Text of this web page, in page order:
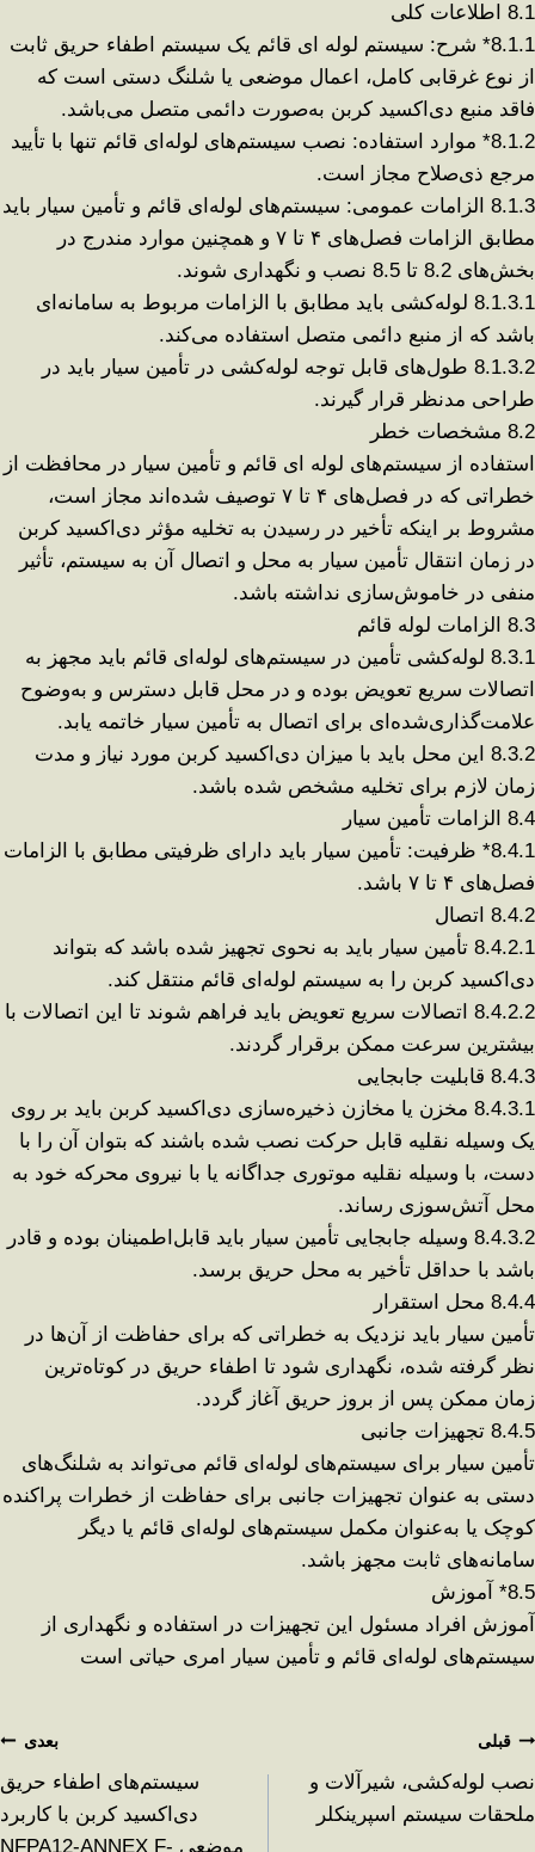
8.1 اطلاعات کلی
8.1.1*
شرح: سیستم لوله‌ ای قائم یک سیستم اطفاء حریق ثابت
از نوع غرقابی کامل، اعمال موضعی یا شلنگ دستی است که
فاقد منبع دی‌اکسید کربن به‌صورت دائمی متصل می‌باشد.
8.1.2*
موارد استفاده: نصب سیستم‌های لوله‌ای قائم تنها با تأیید
مرجع ذی‌صلاح مجاز است.
8.1.3 الزامات عمومی: سیستم‌های لوله‌ای قائم و تأمین سیار باید
مطابق الزامات فصل‌های ۴ تا ۷ و همچنین موارد مندرج در
بخش‌های 8.2 تا 8.5 نصب و نگهداری شوند
.
8.1.3.1 لوله‌کشی باید مطابق با الزامات مربوط به سامانه‌ای
باشد که از منبع دائمی متصل استفاده می‌کند.
8.1.3.2 طول‌های قابل توجه لوله‌کشی در تأمین سیار باید در
طراحی مدنظر قرار گیرند.
8.2 مشخصات خطر
استفاده از سیستم‌های لوله‌ ای قائم و تأمین سیار در محافظت از
خطراتی که در فصل‌های ۴ تا ۷ توصیف شده‌اند مجاز است،
مشروط بر اینکه تأخیر در رسیدن به تخلیه مؤثر دی‌اکسید کربن
در زمان انتقال تأمین سیار به محل و اتصال آن به سیستم، تأثیر
منفی در خاموش‌سازی نداشته باشد.
8.3 الزامات لوله قائم
8.3.1 لوله‌کشی تأمین در سیستم‌های لوله‌ای قائم باید مجهز به
اتصالات سریع تعویض بوده و در محل قابل دسترس و به‌وضوح
علامت‌گذاری‌شده‌ای برای اتصال به تأمین سیار خاتمه یابد.
8.3.2 این محل باید با میزان دی‌اکسید کربن مورد نیاز و مدت
زمان لازم برای تخلیه مشخص شده باشد.
8.4 الزامات تأمین سیار
8.4.1*
ظرفیت: تأمین سیار باید دارای ظرفیتی مطابق با الزامات
فصل‌های ۴ تا ۷ باشد.
8.4.2 اتصال
8.4.2.1 تأمین سیار باید به نحوی تجهیز شده باشد که بتواند
دی‌اکسید کربن را به سیستم لوله‌ای قائم منتقل کند.
8.4.2.2 اتصالات سریع تعویض باید فراهم شوند تا این اتصالات با
بیشترین سرعت ممکن برقرار گردند.
8.4.3 قابلیت جابجایی
8.4.3.1 مخزن یا مخازن ذخیره‌سازی دی‌اکسید کربن باید بر روی
یک وسیله نقلیه قابل حرکت نصب شده باشند که بتوان آن را با
دست، با وسیله نقلیه موتوری جداگانه یا با نیروی محرکه خود به
محل آتش‌سوزی رساند.
8.4.3.2 وسیله جابجایی تأمین سیار باید قابل‌اطمینان بوده و قادر
باشد با حداقل تأخیر به محل حریق برسد.
8.4.4 محل استقرار
تأمین سیار باید نزدیک به خطراتی که برای حفاظت از آن‌ها در
نظر گرفته شده، نگهداری شود تا اطفاء حریق در کوتاه‌ترین
زمان ممکن پس از بروز حریق آغاز گردد.
8.4.5 تجهیزات جانبی
تأمین سیار برای سیستم‌های لوله‌ای قائم می‌تواند به شلنگ‌های
دستی به عنوان تجهیزات جانبی برای حفاظت از خطرات پراکنده
کوچک یا به‌عنوان مکمل سیستم‌های لوله‌ای قائم یا دیگر
سامانه‌های ثابت مجهز باشد.
8.5*
آموزش
آموزش افراد مسئول این تجهیزات در استفاده و نگهداری از
سیستم‌های لوله‌ای قائم و تأمین سیار امری حیاتی است
قبلی
نصب لوله‌کشی، شیرآلات و
ملحقات سیستم اسپرینکلر
بعدی
سیستم‌های اطفاء حریق
دی‌اکسید کربن با کاربرد
موضعی NFPA12-ANNEX F-